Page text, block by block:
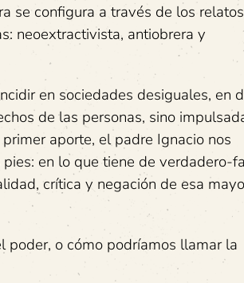
se configura a través de los relatos
neoextractivista, antiobrera y
en sociedades desiguales, en
de las personas, sino
aporte, el padre Ignacio nos
en lo que tiene de verdadero-
crítica y negación de esa
poder, o cómo podríamos llamar la